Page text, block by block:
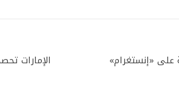
على «إنستغرام» الإمارات